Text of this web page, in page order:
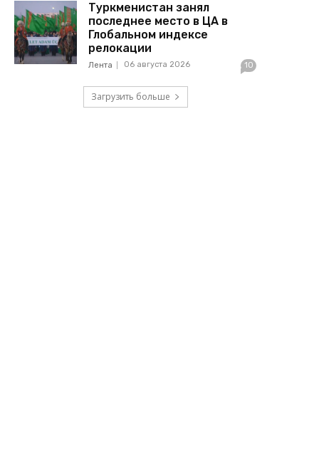
Туркменистан занял
последнее место в ЦА в
Глобальном индексе
релокации
Лента 06 августа 2026 10
Загрузить больше